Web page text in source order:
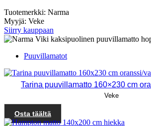
Tuotemerkki: Narma
Myyjä: Veke
Siirry kauppaan
Puuvillamatot
Tarina puuvillamatto 160×230 cm
Veke
Osta täältä